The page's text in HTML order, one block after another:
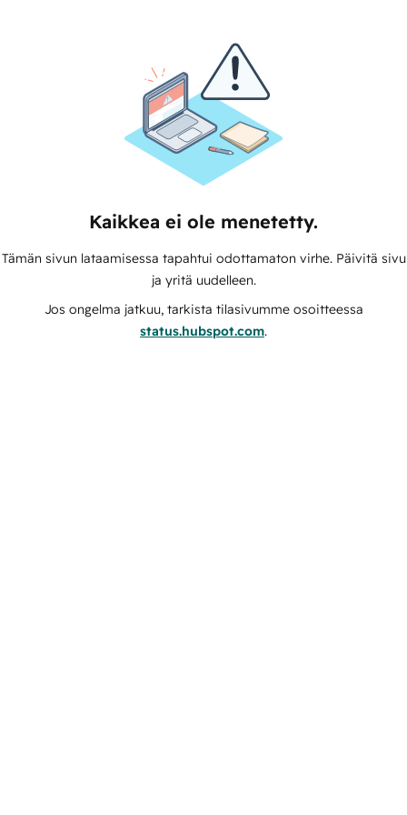
Kaikkea ei ole menetetty.
Tämän sivun lataamisessa tapahtui odottamaton virhe. Päivitä sivu
ja yritä uudelleen.
Jos ongelma jatkuu, tarkista tilasivumme osoitteessa
status.hubspot.com.